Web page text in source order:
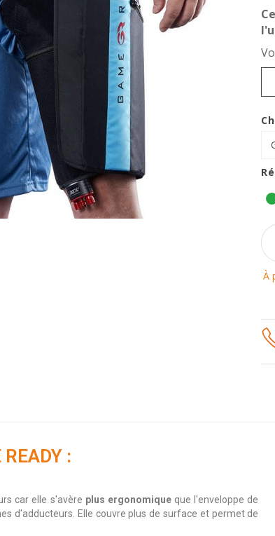
À
:
car elle s'avère plus ergonomiqueque l'enveloppe de
d'adducteurs. Elle couvre plus de surface et permet de